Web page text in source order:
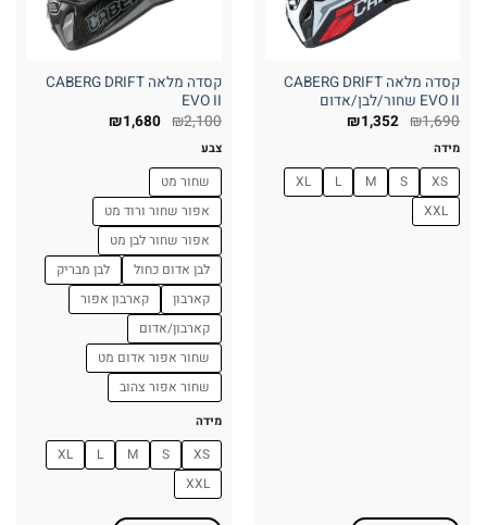
קסדה מלאה CABERG DRIFT
EVO II שחור/לבן/אדום
₪1,690
₪1,352
מידה
XS
S
M
L
XL
XXL
קסדה מלאה CABERG DRIFT
EVO II
₪2,100
₪1,680
צבע
שחור מט
אפור שחור ורוד מט
אפור שחור לבן מט
לבן אדום כחול
לבן מבריק
קארבון
קארבון אפור
קארבון/אדום
שחור אפור אדום מט
שחור אפור צהוב
מידה
XS
S
M
L
XL
XXL